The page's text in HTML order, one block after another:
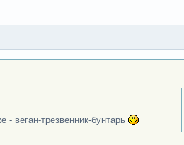
веган-трезвенник-бунтарь